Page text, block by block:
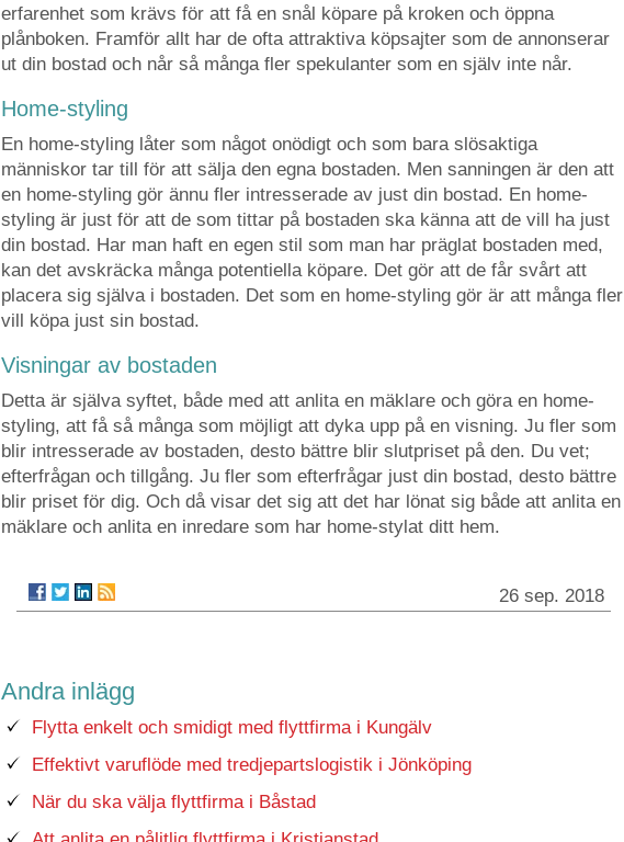
erfarenhet som krävs för att få en snål köpare på kroken och öppna
plånboken. Framför allt har de ofta attraktiva köpsajter som de annonserar
ut din bostad och når så många fler spekulanter som en själv inte når.
Home-styling
En home-styling låter som något onödigt och som bara slösaktiga
människor tar till för att sälja den egna bostaden. Men sanningen är den att
en home-styling gör ännu fler intresserade av just din bostad. En home-
styling är just för att de som tittar på bostaden ska känna att de vill ha just
din bostad. Har man haft en egen stil som man har präglat bostaden med,
kan det avskräcka många potentiella köpare. Det gör att de får svårt att
placera sig själva i bostaden. Det som en home-styling gör är att många fler
vill köpa just sin bostad.
Visningar av bostaden
Detta är själva syftet, både med att anlita en mäklare och göra en home-
styling, att få så många som möjligt att dyka upp på en visning. Ju fler som
blir intresserade av bostaden, desto bättre blir slutpriset på den. Du vet;
efterfrågan och tillgång. Ju fler som efterfrågar just din bostad, desto bättre
blir priset för dig. Och då visar det sig att det har lönat sig både att anlita en
mäklare och anlita en inredare som har home-stylat ditt hem.
26 sep. 2018
Andra inlägg
Flytta enkelt och smidigt med flyttfirma i Kungälv
Effektivt varuflöde med tredjepartslogistik i Jönköping
När du ska välja flyttfirma i Båstad